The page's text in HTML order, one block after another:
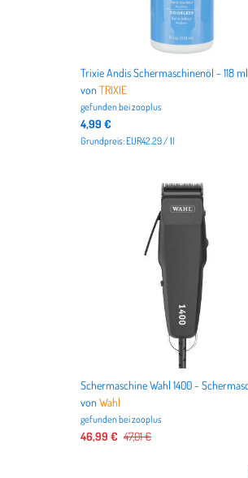
Trixie Andis Schermaschinenöl - 118 ml
vonTRIXIE
gefunden beizooplus
4,99 €
Grundpreis: EUR42.29 / 1l
vonWahl
gefunden beizooplus
46,99 € 47,01 €